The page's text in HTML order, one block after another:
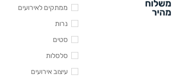
ממתקים לאירועים
נרות
סטים
סלסלות
עיצוב אירועים